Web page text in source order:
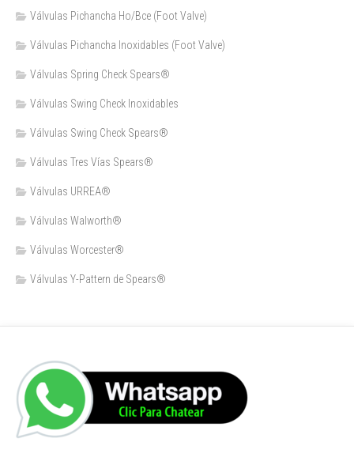
Válvulas Pichancha Ho/Bce (Foot Valve)
Válvulas Pichancha Inoxidables (Foot Valve)
Válvulas Spring Check Spears®
Válvulas Swing Check Inoxidables
Válvulas Swing Check Spears®
Válvulas Tres Vías Spears®
Válvulas URREA®
Válvulas Walworth®
Válvulas Worcester®
Válvulas Y-Pattern de Spears®️